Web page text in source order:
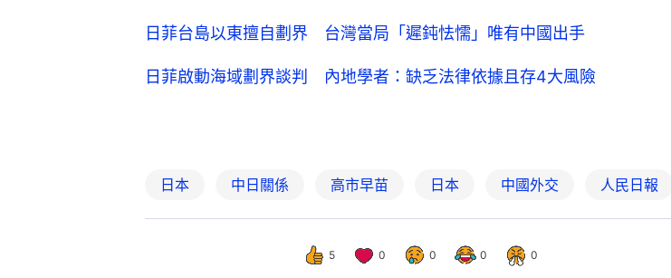
日菲台島以東擅自劃界 台灣當局「遲鈍怯懦」唯有中國出手
日菲啟動海域劃界談判 內地學者：缺乏法律依據且存4大風險
日本 中日關係 高市早苗 日本 中國外交 人民日報
5 0 0 0 0